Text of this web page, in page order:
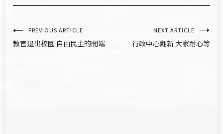
文
章
PREVIOUS ARTICLE
教官退出校園 自由民主的開端
NEXT ARTICLE
行政中心翻新 大家耐心等